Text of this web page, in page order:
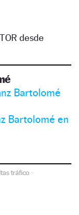
desde
Bartolomé
Bartolomé en
tráfico ·